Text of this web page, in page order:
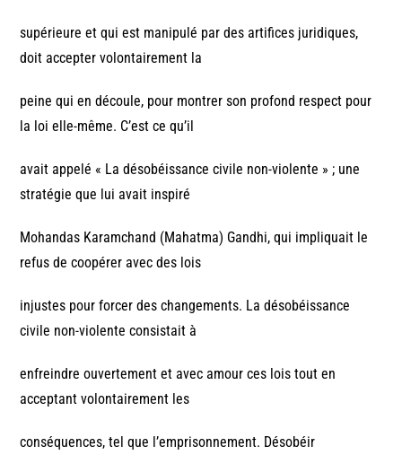
supérieure et qui est manipulé par des artifices juridiques,
doit accepter volontairement la
peine qui en découle, pour montrer son profond respect pour
la loi elle-même. C’est ce qu’il
avait appelé « La désobéissance civile non-violente » ; une
stratégie que lui avait inspiré
Mohandas Karamchand (Mahatma) Gandhi, qui impliquait le
refus de coopérer avec des lois
injustes pour forcer des changements. La désobéissance
civile non-violente consistait à
enfreindre ouvertement et avec amour ces lois tout en
acceptant volontairement les
conséquences, tel que l’emprisonnement. Désobéir